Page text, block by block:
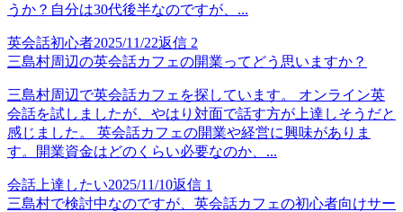
うか？自分は30代後半なのですが、...
英会話初心者2025/11/22返信 2
三島村周辺の英会話カフェの開業ってどう思いますか？
三島村周辺で英会話カフェを探しています。 オンライン英
会話を試しましたが、やはり対面で話す方が上達しそうだと
感じました。 英会話カフェの開業や経営に興味がありま
す。開業資金はどのくらい必要なのか、...
会話上達したい2025/11/10返信 1
三島村で検討中なのですが、英会話カフェの初心者向けサー